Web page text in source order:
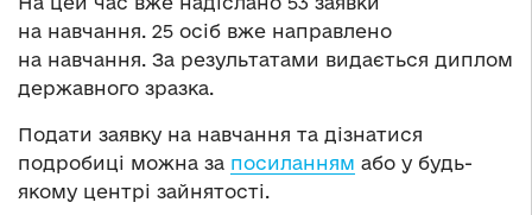
на навчання. 25 осіб вже направлено
на навчання. За результатами видається диплом
державного зразка.
Подати заявку на навчання та дізнатися
подробиці можна за посиланням або у будь-
якому центрі зайнятості.